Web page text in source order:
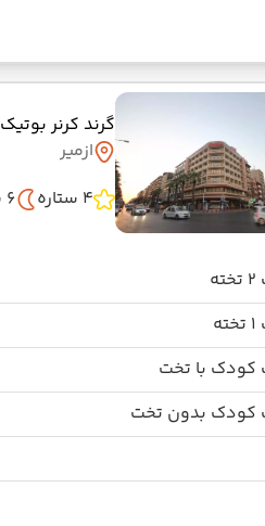
گرند کرنر بوتیک
ازمیر
4 ستاره
6 شب
کودک با تخت
کودک بدون تخت